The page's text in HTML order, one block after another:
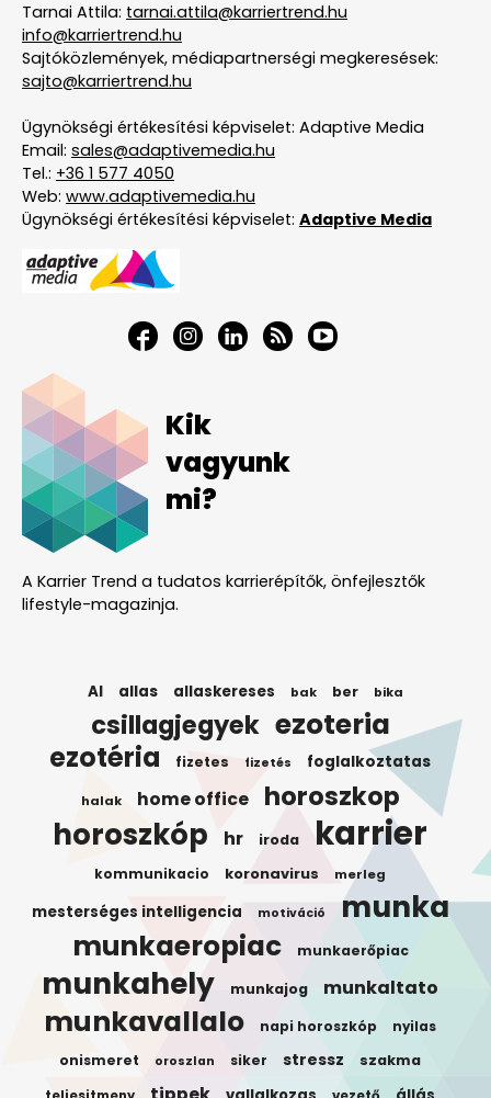
Tarnai Attila: tarnai.attila@karriertrend.hu
info@karriertrend.hu
Sajtóközlemények, médiapartnerségi megkeresések:
sajto@karriertrend.hu
Ügynökségi értékesítési képviselet: Adaptive Media
Email: sales@adaptivemedia.hu
Tel.: +36 1 577 4050
Web: www.adaptivemedia.hu
Ügynökségi értékesítési képviselet: Adaptive Media
Kik
vagyunk
mi?
A Karrier Trend a tudatos karrierépítők, önfejlesztők
lifestyle-magazinja.
AI allas allaskereses bak ber bika
csillagjegyek ezoteria
ezotéria fizetes fizetés foglalkoztatas
halak home office horoszkop
horoszkóp hr iroda karrier
kommunikacio koronavirus merleg
mesterséges intelligencia motiváció munka
munkaeropiac munkaerőpiac
munkahely munkajog munkaltato
munkavallalo napi horoszkóp nyilas
onismeret oroszlan siker stressz szakma